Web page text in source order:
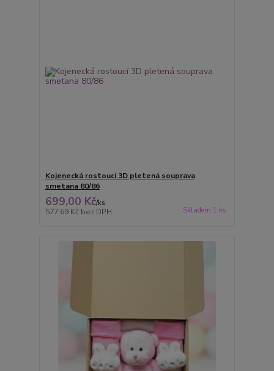
Kojenecká rostoucí 3D pletená souprava
smetana 80/86
699,00 Kč/ks
577,69 Kč bez DPH Skladem 1 ks